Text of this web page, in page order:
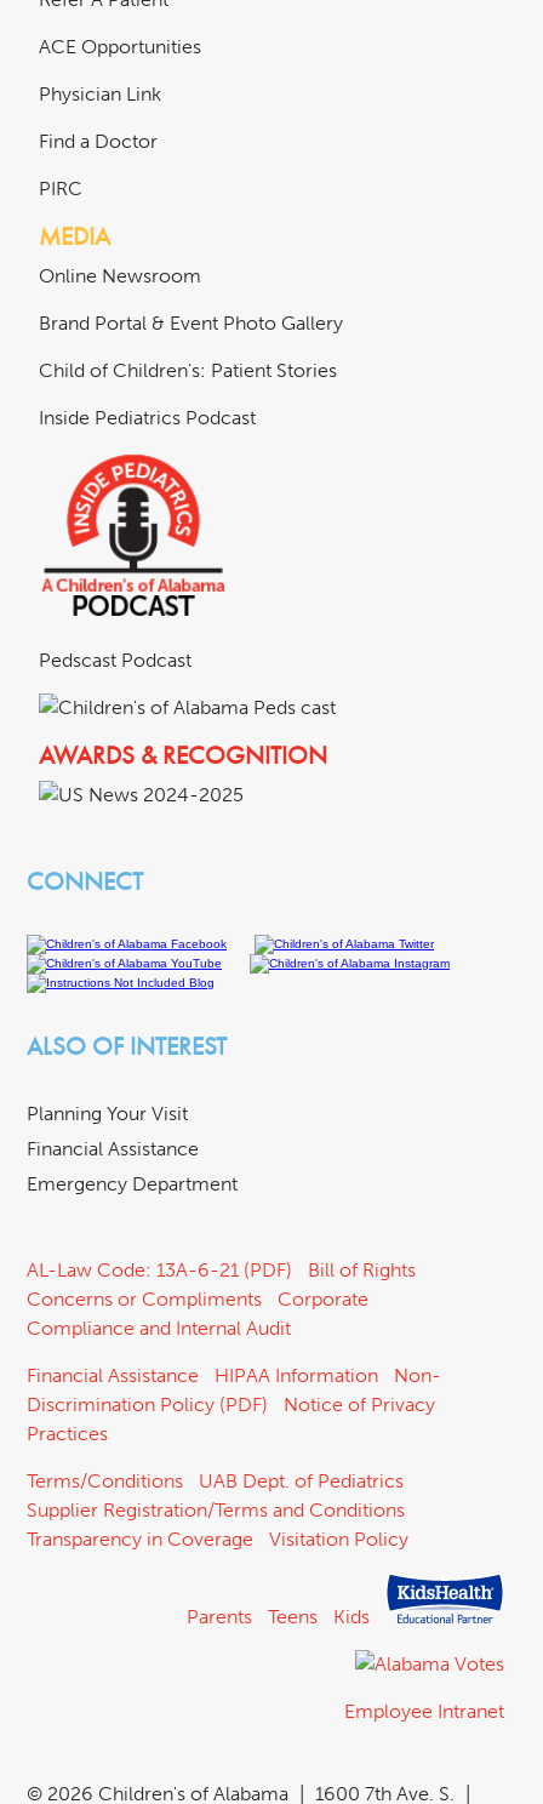
ACE Opportunities
Physician Link
Find a Doctor
PIRC
MEDIA
Online Newsroom
Brand Portal & Event Photo Gallery
Child of Children's: Patient Stories
Inside Pediatrics Podcast
Pedscast Podcast
AWARDS & RECOGNITION
CONNECT
ALSO OF INTEREST
Planning Your Visit
Financial Assistance
Emergency Department
AL-Law Code: 13A-6-21 (PDF)
Bill of Rights
Concerns or Compliments
Corporate
Compliance and Internal Audit
Financial Assistance HIPAA Information
Non-
Discrimination Policy (PDF)
Notice of Privacy
Practices
Terms/Conditions
UAB Dept. of Pediatrics
Supplier Registration/Terms and Conditions
Transparency in Coverage
Visitation Policy
Parents Teens Kids
Employee Intranet
© 2026 Children's of Alabama 1600 7th Ave. S.